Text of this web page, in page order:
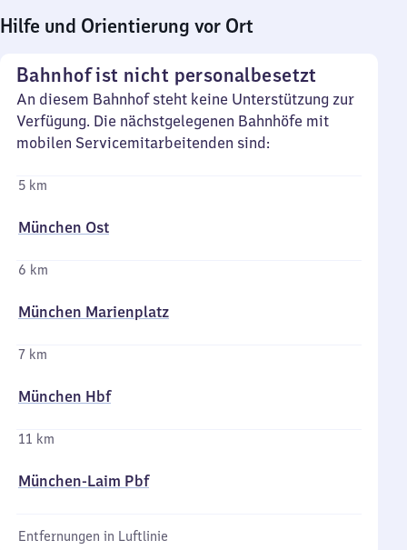
Hilfe und Orientierung vor Ort
Bahnhof ist nicht personalbesetzt
An diesem Bahnhof steht keine Unterstützung zur
Verfügung. Die nächstgelegenen Bahnhöfe mit
mobilen Servicemitarbeitenden sind:
5 km
München Ost
6 km
München Marienplatz
7 km
München Hbf
11 km
München-Laim Pbf
Entfernungen in Luftlinie